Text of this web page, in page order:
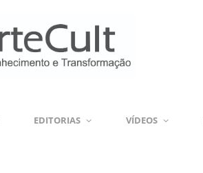
EDITORIAS VÍDEOS